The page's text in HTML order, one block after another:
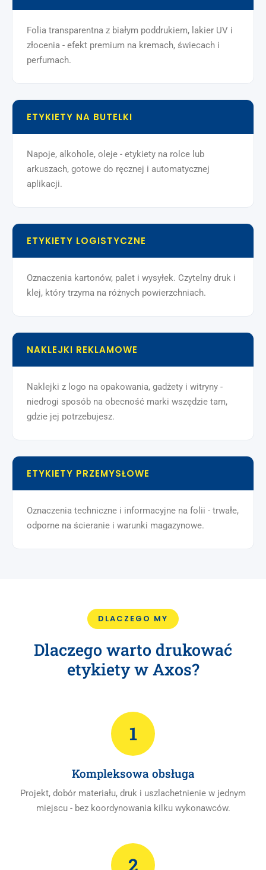
Folia transparentna z białym poddrukiem, lakier UV i
złocenia - efekt premium na kremach, świecach i
perfumach.
ETYKIETY NA BUTELKI
Napoje, alkohole, oleje - etykiety na rolce lub
arkuszach, gotowe do ręcznej i automatycznej
aplikacji.
ETYKIETY LOGISTYCZNE
Oznaczenia kartonów, palet i wysyłek. Czytelny druk i
klej, który trzyma na różnych powierzchniach.
NAKLEJKI REKLAMOWE
Naklejki z logo na opakowania, gadżety i witryny -
niedrogi sposób na obecność marki wszędzie tam,
gdzie jej potrzebujesz.
ETYKIETY PRZEMYSŁOWE
Oznaczenia techniczne i informacyjne na folii - trwałe,
odporne na ścieranie i warunki magazynowe.
DLACZEGO MY
Dlaczego warto drukować
etykiety w Axos?
1
Kompleksowa obsługa
Projekt, dobór materiału, druk i uszlachetnienie w jednym
miejscu - bez koordynowania kilku wykonawców.
2